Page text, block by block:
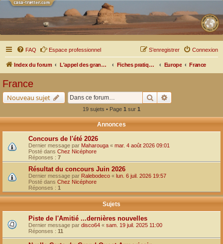
FAQ Espace professionnel Connexion
S’enregistrer
Index du forum L'appel des grands espaces Fiches pratiques par pays, pistes et bivouacs Europe France
France
Nouveau sujet Rechercher
19 sujets • Page 1 sur 1
Annonces
Concours de l'été 2026
Dernier message par Maharouga « mar. 4 août 2026 09:01
Posté dans Chez Nicéphore
Réponses : 7
Résultat du concours Juin 2026
Dernier message par Ralebodeco « lun. 6 juil. 2026 19:57
Posté dans Chez Nicéphore
Réponses : 1
Sujets
Piste de l'Amitié ...dernières nouvelles
Dernier message par disco64 « sam. 19 juil. 2025 11:00
Réponses : 11